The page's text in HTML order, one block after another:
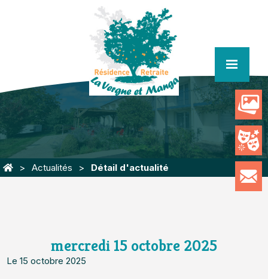
menu
Actualités Détail d'actualité
mercredi 15 octobre 2025
Le 15 octobre 2025